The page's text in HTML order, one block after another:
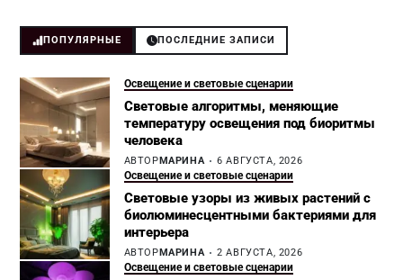
ПОПУЛЯРНЫЕ ПОСЛЕДНИЕ ЗАПИСИ
Освещение и световые сценарии
Световые алгоритмы, меняющие
температуру освещения под биоритмы
человека
АВТОРМАРИНА 6 АВГУСТА, 2026
Освещение и световые сценарии
Световые узоры из живых растений с
биолюминесцентными бактериями для
интерьера
АВТОРМАРИНА 2 АВГУСТА, 2026
Освещение и световые сценарии